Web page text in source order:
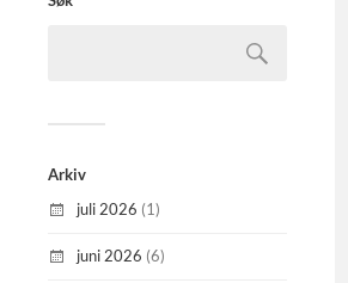
Arkiv
juli 2026 (1)
juni 2026 (6)